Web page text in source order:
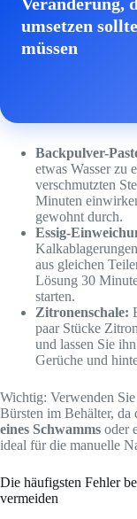
Veränderung,
umsetzen
müssen
Backpulver-
etwas Wasser zu
verschmutzten
Minuten
gewohnt durch.
Essig-
aus gleichen
Lösung 30
starten.
Zitronenschale:
paar Stücke
und lassen Sie
Gerüche und
Wichtig: Verwenden
Bürsten im Behälter, da
eines Schwamms oder
ideal für die manuelle
Die häufigsten Fehler
vermeiden